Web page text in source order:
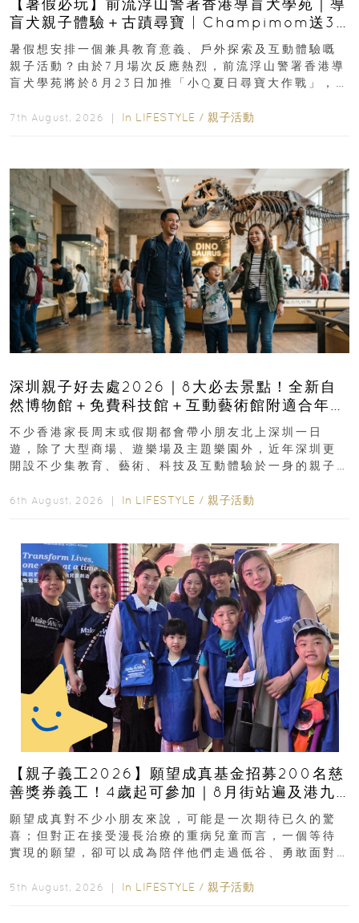
盲犬親子體驗＋古蹟尋寶 | Champimom送3
組免費名額
暑假想安排一個兼具教育意義、戶外探索及互動體驗嘅
親子活動？由於7月場次反應熱烈，前流浮山警署香港導
盲犬學苑將於8月23日加推「小Q夏日尋寶大作戰」，家
7th August, 2026 ｜ In LIFESTYLE / 親子活動
深圳親子好去處2026｜8大必去景點！全新自
然博物館＋免費科技館＋互動藝術館附適合年
齡、交通、門票、開放時間
不少香港家長周末或假期都會帶小朋友北上深圳一日
遊，除了大型商場、遊樂場及主題樂園外，近年深圳更
開設不少集教育、藝術、科技及互動體驗於一身的親子
6th August, 2026 ｜ In LIFESTYLE / 親子活動
【親子義工2026】願望成真基金招募200名慈
善獎券義工！4歲起可參加｜8月街站遍及港九
新界
願望成真對不少小朋友來說，可能是一次期待已久的驚
喜；但對正在接受漫長治療的重病兒童而言，一個等待
實現的願望，卻可以成為陪伴他們走過低谷、勇敢面對
5th August, 2026 ｜ In LIFESTYLE / 親子活動